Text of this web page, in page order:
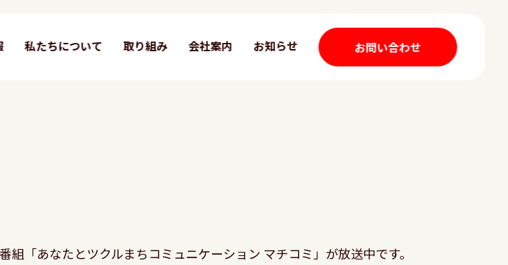
私たちについて 取り組み 会社案内 お知らせ お問い合わせ
「あなたとツクルまちコミュニケーション マチコミ」が放送中です。